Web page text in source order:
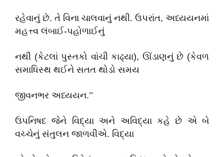
રહેવાનું છે. તે વિના ચાલવાનું નથી. ઉપરાંત, અધ્યયનમાં
મહત્ત્વ લંબાઈ-પહોળાઈનું
નથી (કેટલાં પુસ્તકો વાંચી કાઢ્યા), ઊંડાણનું છે (કેવળ
સમાધિસ્થ થઈને સતત થોડો સમય
જીવનભર અધ્યયન.’’
ઉપનિષદ જેને વિદ્યા અને અવિદ્યા કહે છે એ બે
વચ્ચેનું સંતુલન જાળવીએ. વિદ્યા